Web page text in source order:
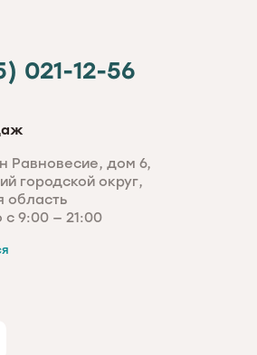
021-12-56
Равновесие, дом 6,
городской округ,
область
9:00 — 21:00